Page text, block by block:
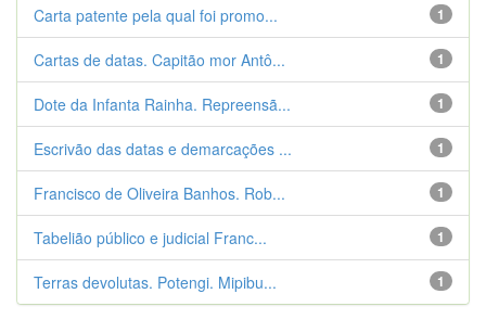
1
Carta patente pela qual foi promo...
1
Cartas de datas. Capitão mor Antô...
1
Dote da Infanta Rainha. Repreensã...
1
Escrivão das datas e demarcações ...
1
Francisco de Oliveira Banhos. Rob...
1
Tabelião público e judicial Franc...
1
Terras devolutas. Potengi. Mipibu...